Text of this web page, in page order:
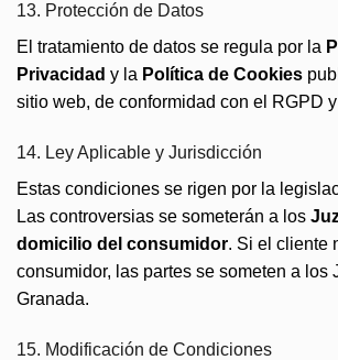
13. Protección de Datos
El tratamiento de datos se regula por la
Privacidad y la Política de Cookies
sitio web, de conformidad con el RGPD
14. Ley Aplicable y Jurisdicción
Estas condiciones se rigen por la
Las controversias se someterán a los
domicilio del consumidor. Si el cliente
consumidor, las partes se someten a los
Granada.
15. Modificación de Condiciones